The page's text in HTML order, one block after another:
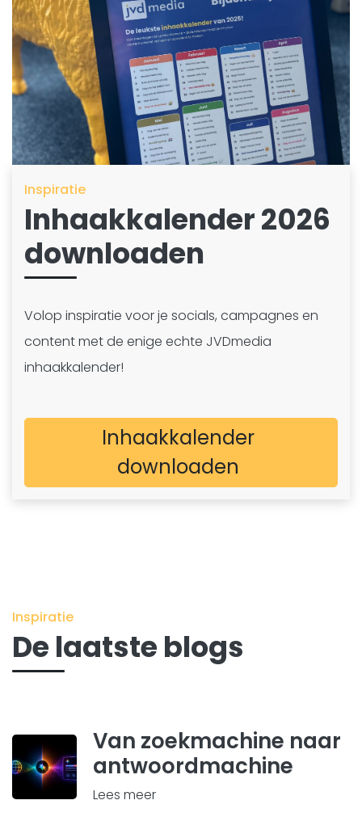
Inspiratie
Inhaakkalender 2026
downloaden
Volop inspiratie voor je socials, campagnes en
content met de enige echte JVDmedia
inhaakkalender!
Inhaakkalender
downloaden
Inspiratie
De laatste blogs
Van zoekmachine naar
antwoordmachine
Lees meer